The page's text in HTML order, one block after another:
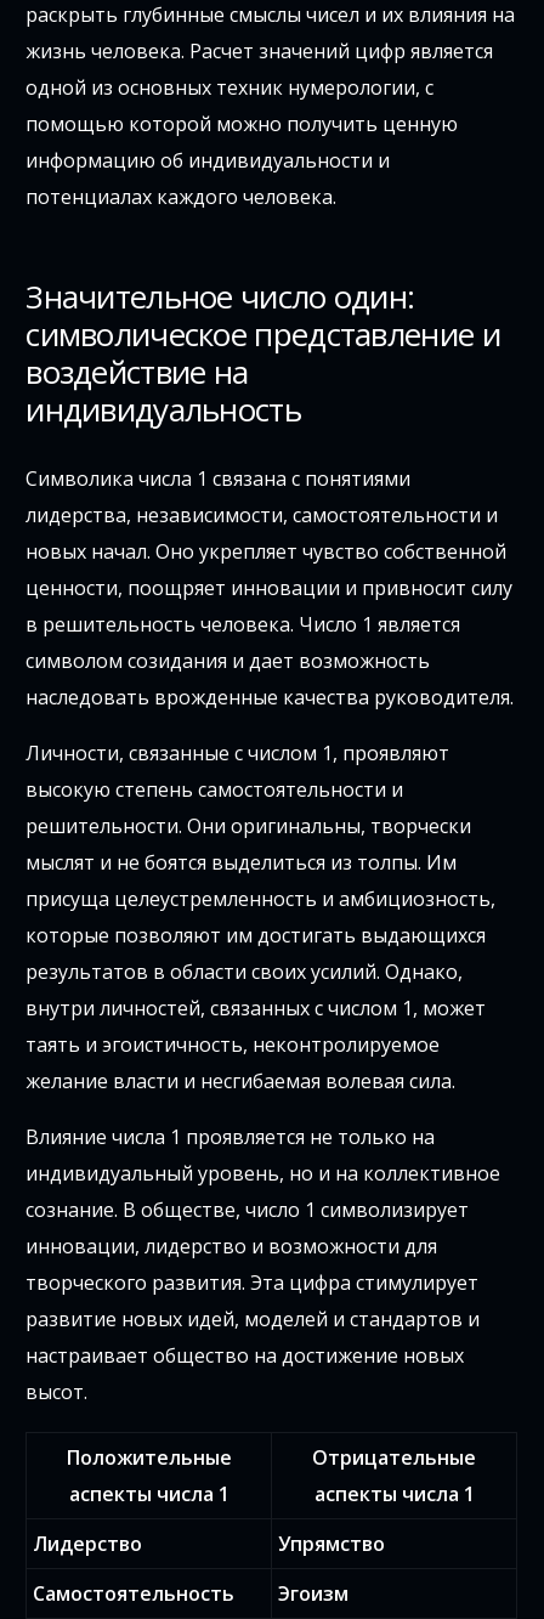
раскрыть глубинные смыслы чисел и их влияния на
жизнь человека. Расчет значений цифр является
одной из основных техник нумерологии, с
помощью которой можно получить ценную
информацию об индивидуальности и
потенциалах каждого человека.
Значительное число один:
символическое представление и
воздействие на
индивидуальность
Символика числа 1 связана с понятиями
лидерства, независимости, самостоятельности и
новых начал. Оно укрепляет чувство собственной
ценности, поощряет инновации и привносит силу
в решительность человека. Число 1 является
символом созидания и дает возможность
наследовать врожденные качества руководителя.
Личности, связанные с числом 1, проявляют
высокую степень самостоятельности и
решительности. Они оригинальны, творчески
мыслят и не боятся выделиться из толпы. Им
присуща целеустремленность и амбициозность,
которые позволяют им достигать выдающихся
результатов в области своих усилий. Однако,
внутри личностей, связанных с числом 1, может
таять и эгоистичность, неконтролируемое
желание власти и несгибаемая волевая сила.
Влияние числа 1 проявляется не только на
индивидуальный уровень, но и на коллективное
сознание. В обществе, число 1 символизирует
инновации, лидерство и возможности для
творческого развития. Эта цифра стимулирует
развитие новых идей, моделей и стандартов и
настраивает общество на достижение новых
высот.
Положительные
аспекты числа 1
Отрицательные
аспекты числа 1
Лидерство
Упрямство
Самостоятельность
Эгоизм